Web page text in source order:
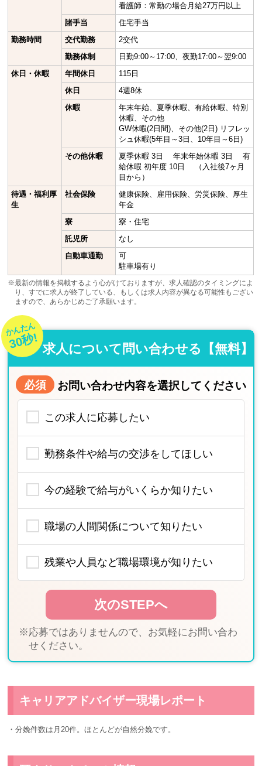
看護師：常勤の場合月給27万円以上
諸手当
住宅手当
勤務時間
交代勤務
2交代
勤務体制
日勤9:00～17:00、夜勤17:00～翌9:00
休日・休暇
年間休日
115日
休日
4週8休
休暇
年末年始、夏季休暇、有給休暇、特別
休暇、その他
GW休暇(2日間)、その他(2日) リフレッ
シュ休暇(5年目～3日、10年目～6日)
その他休暇
夏季休暇 3日 年末年始休暇 3日 有
給休暇 初年度 10日 （入社後7ヶ月
目から）
待遇・福利厚
生
社会保険
健康保険、雇用保険、労災保険、厚生
年金
寮
寮・住宅
託児所
なし
自動車通勤
可
駐車場有り
※最新の情報を掲載するよう心がけておりますが、求人確認のタイミングによ
り、すでに求人が終了している、もしくは求人内容が異なる可能性もござい
ますので、あらかじめご了承願います。
かんたん
30秒! 求人について問い合わせる【無料】
必須 お問い合わせ内容を選択してください
この求人に応募したい
勤務条件や給与の交渉をしてほしい
今の経験で給与がいくらか知りたい
職場の人間関係について知りたい
残業や人員など職場環境が知りたい
※応募ではありませんので、お気軽にお問い合わ
せください。
キャリアアドバイザー現場レポート
・分娩件数は月20件。ほとんどが自然分娩です。